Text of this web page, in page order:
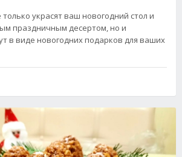
только украсят ваш новогодний стол и
праздничным десертом, но и
в виде новогодних подарков для ваших